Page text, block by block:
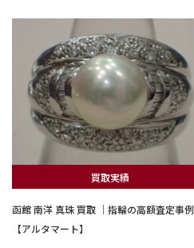
買取実績
函館 南洋 真珠 買取 ｜指輪の高額査定事例
【アルタマート】